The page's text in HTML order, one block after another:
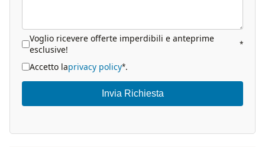
Voglio ricevere offerte imperdibili e anteprime
esclusive!
*
Accetto laprivacy policy*.
Invia Richiesta